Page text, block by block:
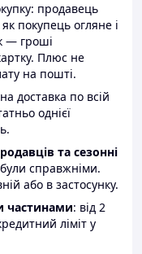
продавець
покупець огляне і
— гроші
Плюс не
на пошті.
доставка по всій
однієї
та сезонні
справжніми.
або в застосунку.
частинами: від 2
ліміт у